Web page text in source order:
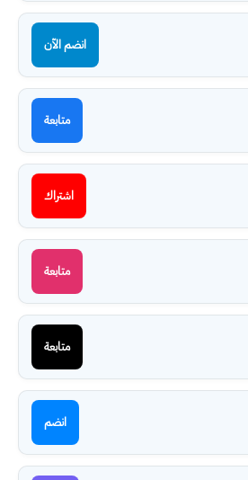
انضم الآن
متابعة
اشتراك
متابعة
متابعة
انضم